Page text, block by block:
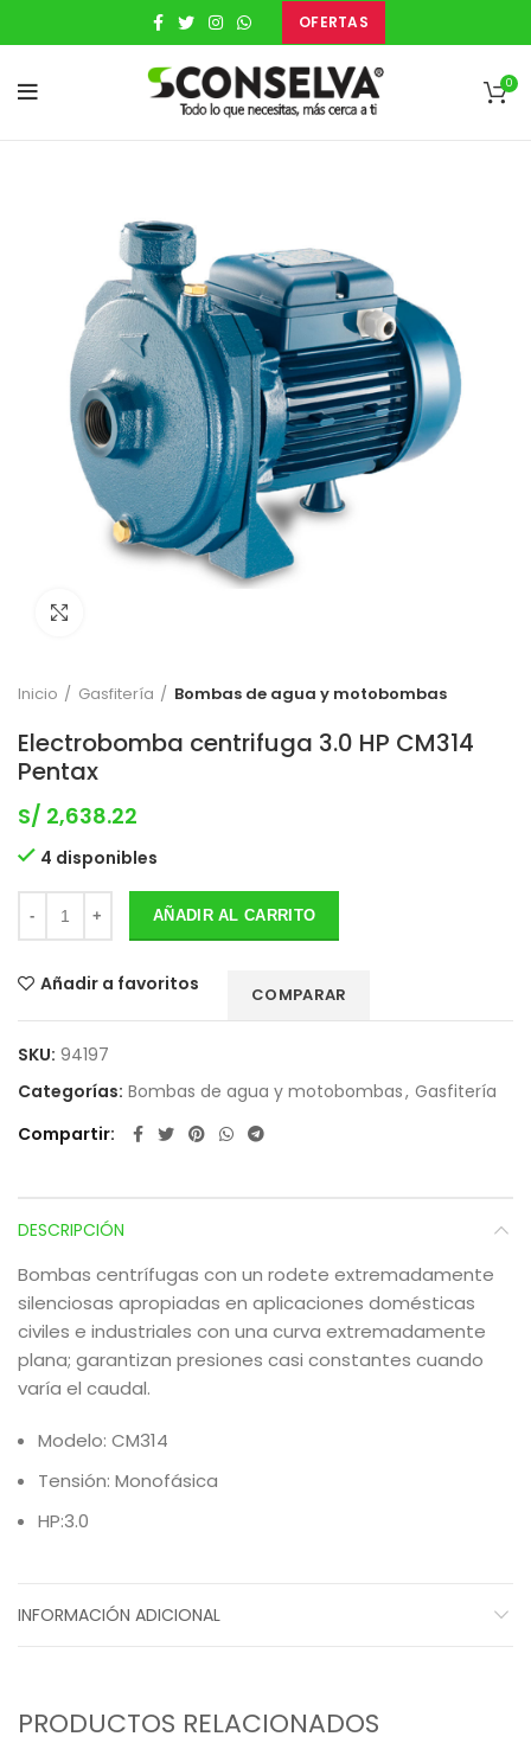
OFERTAS
0
Inicio Gasfitería Bombas de agua y motobombas
Electrobomba centrifuga 3.0 HP CM314
Pentax
S/ 2,638.22
4 disponibles
AÑADIR AL CARRITO
Añadir a favoritos COMPARAR
SKU: 94197
Categorías: Bombas de agua y motobombas, Gasfitería
Compartir
DESCRIPCIÓN
Bombas centrífugas con un rodete extremadamente
silenciosas apropiadas en aplicaciones domésticas
civiles e industriales con una curva extremadamente
plana; garantizan presiones casi constantes cuando
varía el caudal.
Modelo: CM314
Tensión: Monofásica
HP:3.0
INFORMACIÓN ADICIONAL
PRODUCTOS RELACIONADOS